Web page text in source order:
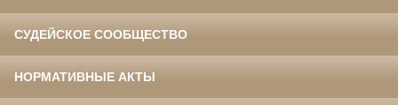
СУДЕЙСКОЕ СООБЩЕСТВО
НОРМАТИВНЫЕ АКТЫ